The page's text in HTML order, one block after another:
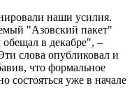
наши усилия.
"Азовский пакет"
в декабре", –
слова опубликовал и
что формальное
состояться уже в начале